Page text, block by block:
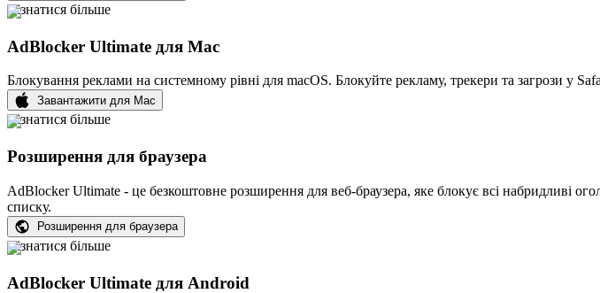
Дізнатися більше
AdBlocker Ultimate для Mac
Блокування реклами на системному рівні для macOS. Блокуйте рекламу, трекери та загрози у
Завантажити для Mac
Дізнатися більше
Розширення для браузера
AdBlocker Ultimate - це безкоштовне розширення для веб-браузера, яке блокує всі набридливі
списку.
Розширення для браузера
Дізнатися більше
AdBlocker Ultimate для Android